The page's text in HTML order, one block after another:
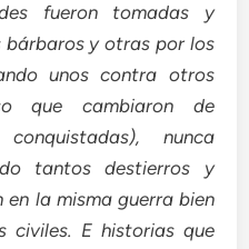
fueron tomadas y
bárbaros y otras por los
unos contra otros
que cambiaron de
nunca
tantos destierros y
la misma guerra bien
civiles. E historias que